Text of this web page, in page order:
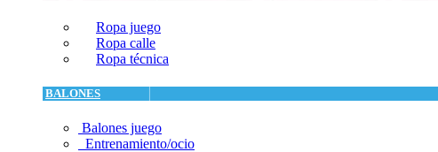
Ropa juego
Ropa calle
Ropa técnica
BALONES
Balones juego
Entrenamiento/ocio